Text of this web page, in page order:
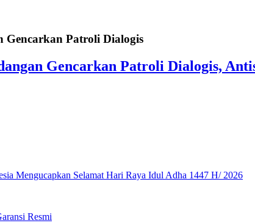
Gencarkan Patroli Dialogis
Gencarkan Patroli Dialogis,
Mengucapkan Selamat Hari Raya Idul Adha 1447 H/ 2026
Resmi